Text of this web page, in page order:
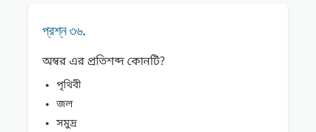
প্রশ্ন ৩৬.
অম্বর এর প্রতিশব্দ কোনটি?
পৃথিবী
জল
সমুদ্র